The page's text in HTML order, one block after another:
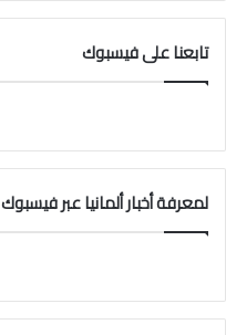
تابعنا على فيسبوك
لمعرفة أخبار ألمانيا عبر فيسبوك